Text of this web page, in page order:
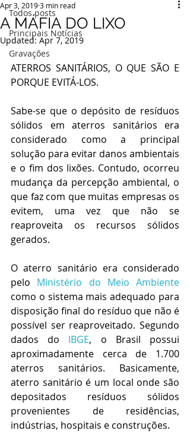
Todos posts
Principais Notícias
Gravações
A MÁFIA DO LIXO
Apr 3, 20193 min read
Updated:Apr 7, 2019
ATERROS SANITÁRIOS, O QUE SÃO E
PORQUE EVITÁ-LOS.
Sabe-se que o depósito de resíduos
sólidos em aterros sanitários era
considerado como a principal
solução para evitar danos ambientais
e o fim dos lixões. Contudo, ocorreu
mudança da percepção ambiental, o
que faz com que muitas empresas os
evitem, uma vez que não se
reaproveita os recursos sólidos
gerados.
O aterro sanitário era considerado
pelo Ministério do Meio Ambiente
como o sistema mais adequado para
disposição final do resíduo que não é
possível ser reaproveitado. Segundo
dados do IBGE, o Brasil possui
aproximadamente cerca de 1.700
aterros sanitários. Basicamente,
aterro sanitário é um local onde são
depositados resíduos sólidos
provenientes de residências,
indústrias, hospitais e construções.